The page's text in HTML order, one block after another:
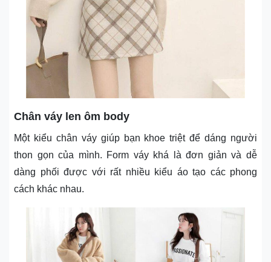
Chân váy len ôm body
Một kiểu chân váy giúp bạn khoe triệt để dáng người
thon gọn của mình. Form váy khá là đơn giản và dễ
dàng phối được với rất nhiều kiểu áo tạo các phong
cách khác nhau.